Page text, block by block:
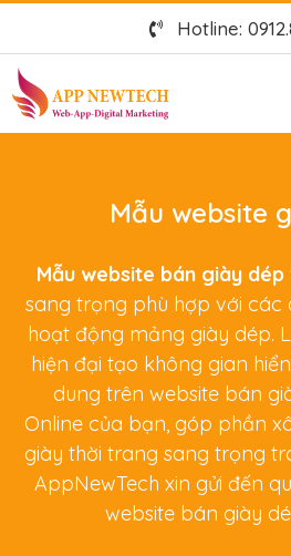
Hotline:
Mẫu website
Mẫu website bán giày dép
sang trọng phù hợp với các
hoạt động mảng giày dép.
hiện đại tạo không gian
dung trên website bán
Online của bạn, góp phần
giày thời trang sang trọng
AppNewTech xin gửi đến
website bán giày